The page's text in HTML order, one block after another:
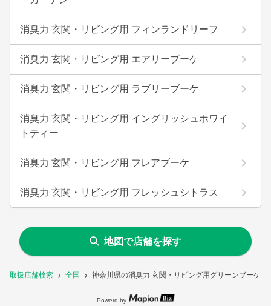
取扱店舗検索 全国 神奈川県の消臭力 玄関・リビング用グリーンブーケを
消臭力 玄関・リビング用 フィンランドリーフ
消臭力 玄関・リビング用 エアリーブーケ
消臭力 玄関・リビング用 ラブリーブーケ
消臭力 玄関・リビング用 イングリッシュホワイ
トティー
消臭力 玄関・リビング用 フレアブーケ
消臭力 玄関・リビング用 フレッシュシトラス
地図で店舗を探す
Powerd by